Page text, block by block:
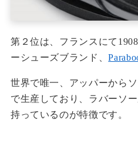
第２位は、フランスにて
ーシューズブランド、
世界で唯一、アッパーから
で生産しており、ラバーソ
持っているのが特徴です。